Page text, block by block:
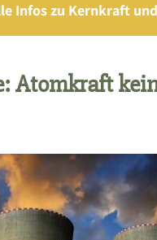
Infos zu Kernkraft
Atomkraft